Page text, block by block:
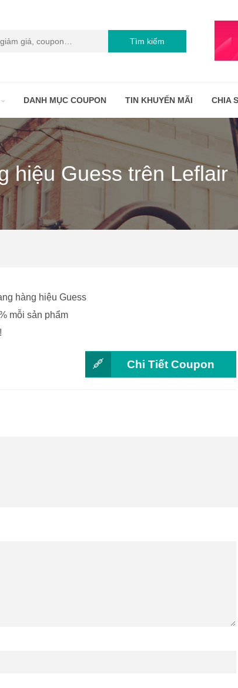
Tìm kiếm
DANH MỤC COUPON TIN KHUYẾN MÃI CHIA
hiệu Guess trên Leflair
hàng hiệu Guess
mỗi sản phẩm
Chi Tiết Coupon